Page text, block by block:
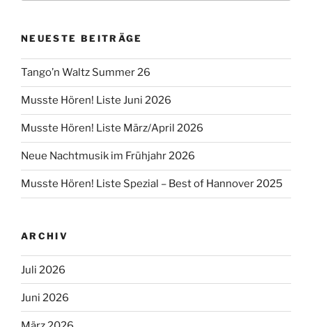
NEUESTE BEITRÄGE
Tango’n Waltz Summer 26
Musste Hören! Liste Juni 2026
Musste Hören! Liste März/April 2026
Neue Nachtmusik im Frühjahr 2026
Musste Hören! Liste Spezial – Best of Hannover 2025
ARCHIV
Juli 2026
Juni 2026